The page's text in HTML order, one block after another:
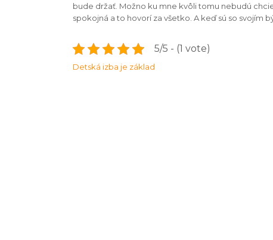
bude držať. Možno ku mne kvôli tomu nebudú
spokojná a to hovorí za všetko. A keď sú so svojím
5/5 - (1 vote)
Navigace
Detská izba je základ